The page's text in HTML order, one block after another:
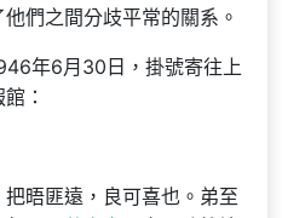
他們之間分歧平常的關系。
年6月30日，掛號寄往上
：
晤匪遠，良可喜也。弟至